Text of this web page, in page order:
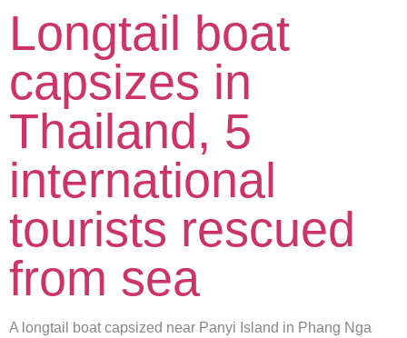
Longtail boat
capsizes in
Thailand, 5
international
tourists rescued
from sea
A longtail boat capsized near Panyi Island in Phang Nga